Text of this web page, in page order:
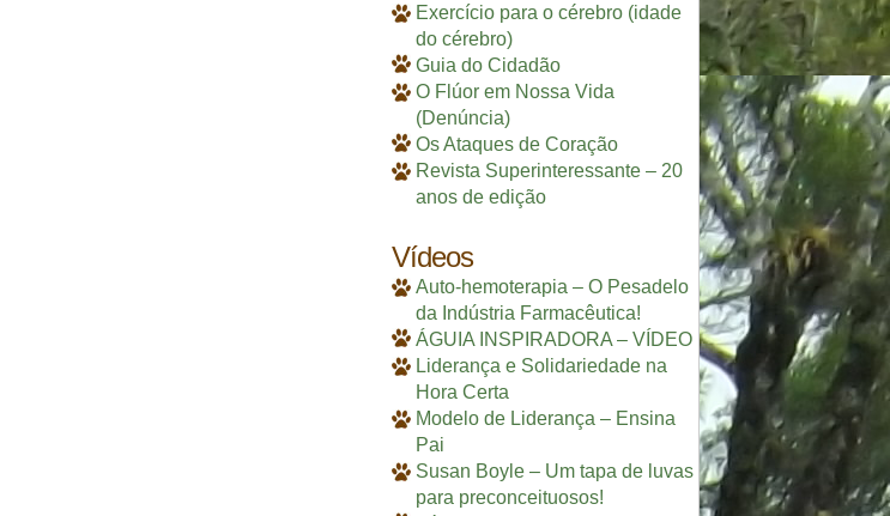
Exercício para o cérebro (idade
do cérebro)
Guia do Cidadão
O Flúor em Nossa Vida
(Denúncia)
Os Ataques de Coração
Revista Superinteressante – 20
anos de edição
Vídeos
Auto-hemoterapia – O Pesadelo
da Indústria Farmacêutica!
ÁGUIA INSPIRADORA – VÍDEO
Liderança e Solidariedade na
Hora Certa
Modelo de Liderança – Ensina
Pai
Susan Boyle – Um tapa de luvas
para preconceituosos!